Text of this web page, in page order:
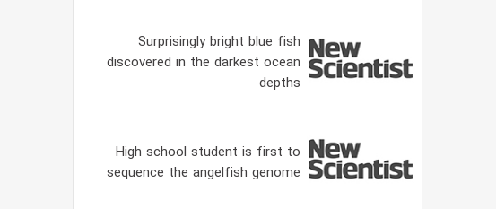
Surprisingly bright blue fish
discovered in the darkest ocean
depths
High school student is first to
sequence the angelfish genome